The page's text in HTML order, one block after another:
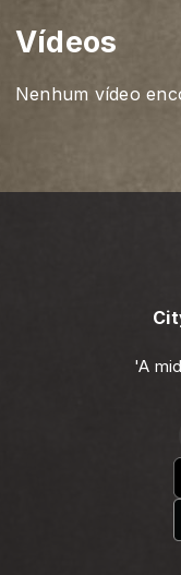
Vídeos
Nenhum vídeo
'A